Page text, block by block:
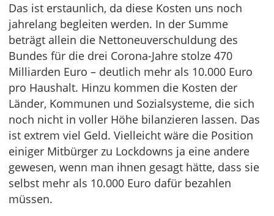
Das ist erstaunlich, da diese Kosten uns noch
jahrelang begleiten werden. In der Summe
beträgt allein die Nettoneuverschuldung des
Bundes für die drei Corona-Jahre stolze 470
Milliarden Euro – deutlich mehr als 10.000 Euro
pro Haushalt. Hinzu kommen die Kosten der
Länder, Kommunen und Sozialsysteme, die sich
noch nicht in voller Höhe bilanzieren lassen. Das
ist extrem viel Geld. Vielleicht wäre die Position
einiger Mitbürger zu Lockdowns ja eine andere
gewesen, wenn man ihnen gesagt hätte, dass sie
selbst mehr als 10.000 Euro dafür bezahlen
müssen.